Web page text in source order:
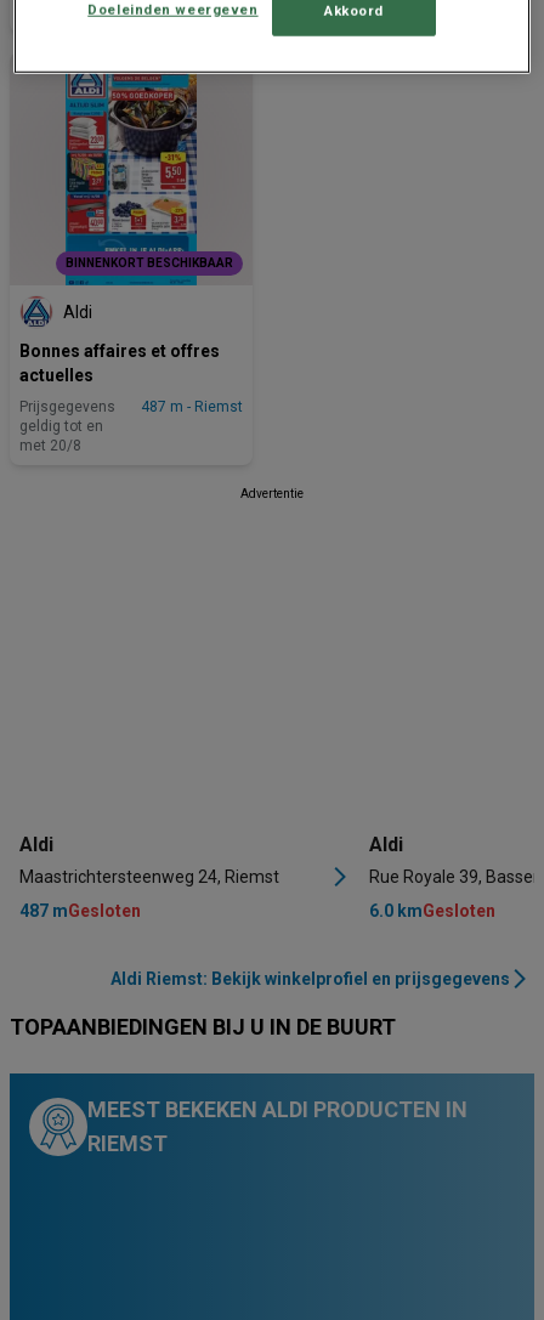
met 20/8
BINNENKORT BESCHIKBAAR
Aldi
Bonnes affaires et offres
actuelles
Prijsgegevens
geldig tot en
met 20/8
487 m - Riemst
Advertentie
Aldi
Maastrichtersteenweg 24, Riemst
487 mGesloten
Aldi
Rue Royale 39,
6.0 kmGesloten
Aldi Riemst: Bekijk winkelprofiel en prijsgegevens
TOPAANBIEDINGEN BIJ U IN DE BUURT
MEEST BEKEKEN ALDI PRODUCTEN IN
RIEMST
Doeleinden weergeven Akkoord